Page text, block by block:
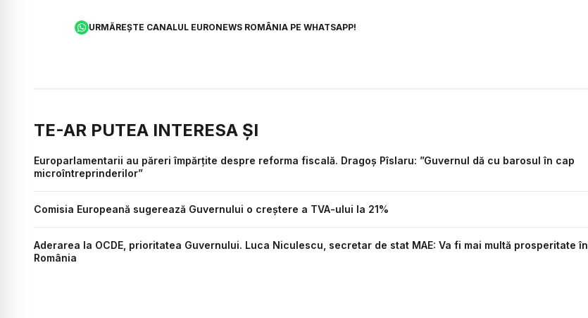
URMĂREȘTE CANALUL EURONEWS ROMÂNIA PE WHATSAPP!
TE-AR PUTEA INTERESA ȘI
Europarlamentarii au păreri împărțite despre reforma fiscală. Dragoș Pîslaru: ”Guvernul dă cu barosul în cap
microîntreprinderilor”
Comisia Europeană sugerează Guvernului o creștere a TVA-ului la 21%
Aderarea la OCDE, prioritatea Guvernului. Luca Niculescu, secretar de stat MAE: Va fi mai multă prosperitate în
România